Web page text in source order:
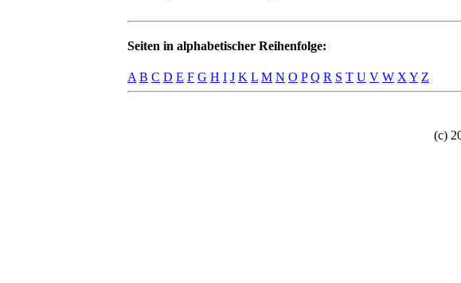
Seiten in alphabetischer Reihenfolge:
A B C D E F G H I J K L M N O P Q R S T U V W XY Z
(c)